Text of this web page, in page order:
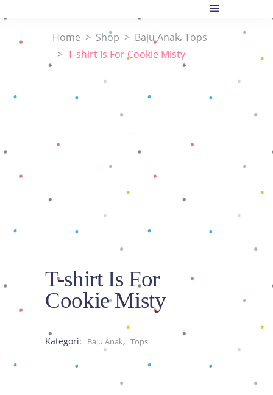
Home > Shop > Baju Anak, Tops
> T-shirt Is For Cookie Misty
T-shirt Is For
Cookie Misty
Kategori: Baju Anak, Tops